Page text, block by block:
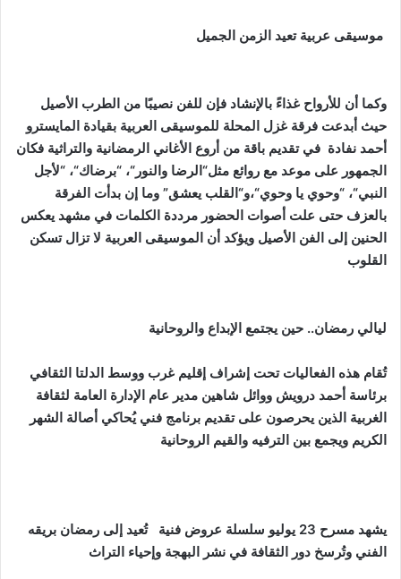
موسيقى عربية تعيد الزمن الجميل
وكما أن للأرواح غذاءً بالإنشاد فإن للفن نصيبًا من الطرب الأصيل
حيث أبدعت فرقة غزل المحلة للموسيقى العربية بقيادة المايسترو
أحمد نفادة في تقديم باقة من أروع الأغاني الرمضانية والتراثية فكان
الجمهور على موعد مع روائع مثل“الرضا والنور “، “برضاك“، “لأجل
النبي“، “وحوي يا وحوي“،و“القلب يعشق” وما إن بدأت الفرقة
بالعزف حتى علت أصوات الحضور مرددة الكلمات في مشهد يعكس
الحنين إلى الفن الأصيل ويؤكد أن الموسيقى العربية لا تزال تسكن
القلوب
ليالي رمضان.. حين يجتمع الإبداع والروحانية
تُقام هذه الفعاليات تحت إشراف إقليم غرب ووسط الدلتا الثقافي
برئاسة أحمد درويش ووائل شاهين مدير عام الإدارة العامة لثقافة
الغربية الذين يحرصون على تقديم برنامج فني يُحاكي أصالة الشهر
الكريم ويجمع بين الترفيه والقيم الروحانية
يشهد مسرح يوليو سلسلة عروض فنية تُعيد إلى رمضان بريقه
الفني وتُرسخ دور الثقافة في نشر البهجة وإحياء التراث